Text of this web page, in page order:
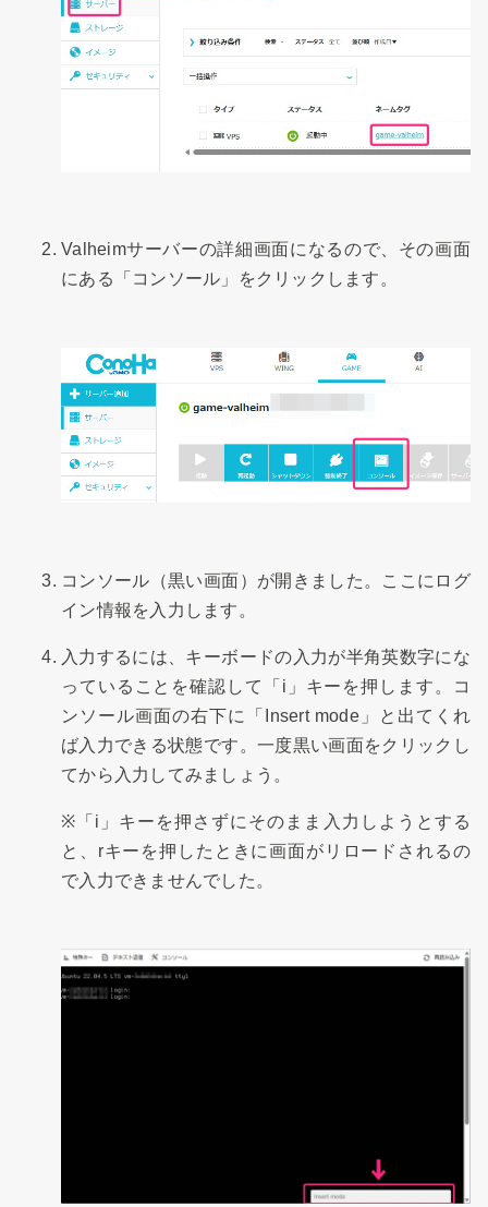
Valheimサーバーの詳細画面になるので、その画面
にある「コンソール」をクリックします。
コンソール（黒い画面）が開きました。ここにログ
イン情報を入力します。
入力するには、キーボードの入力が半角英数字にな
っていることを確認して「i」キーを押します。コ
ンソール画面の右下に「Insert mode」と出てくれ
ば入力できる状態です。一度黒い画面をクリックし
てから入力してみましょう。
※「i」キーを押さずにそのまま入力しようとする
と、rキーを押したときに画面がリロードされるの
で入力できませんでした。